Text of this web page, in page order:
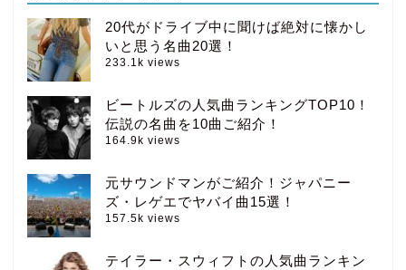
20代がドライブ中に聞けば絶対に懐かし
いと思う名曲20選！
233.1k views
ビートルズの人気曲ランキングTOP10！
伝説の名曲を10曲ご紹介！
164.9k views
元サウンドマンがご紹介！ジャパニー
ズ・レゲエでヤバイ曲15選！
157.5k views
テイラー・スウィフトの人気曲ランキン